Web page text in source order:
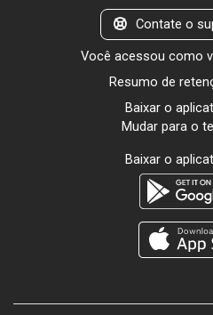
Contate o
Você acessou como
Resumo de
Baixar o
Mudar para o
Baixar o